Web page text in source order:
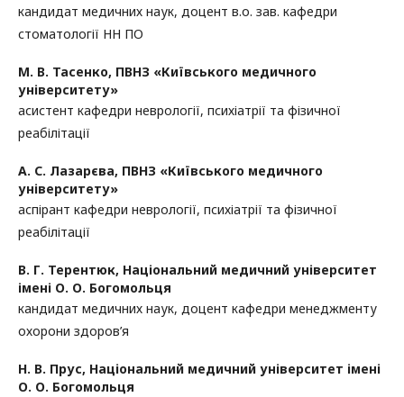
кандидат медичних наук, доцент в.о. зав. кафедри
стоматології НН ПО
М. В. Тасенко, ПВНЗ «Київського медичного
університету»
асистент кафедри неврології, психіатрії та фізичної
реабілітації
А. С. Лазарєва, ПВНЗ «Київського медичного
університету»
аспірант кафедри неврології, психіатрії та фізичної
реабілітації
В. Г. Терентюк, Національний медичний університет
імені О. О. Богомольця
кандидат медичних наук, доцент кафедри менеджменту
охорони здоров’я
Н. В. Прус, Національний медичний університет імені
О. О. Богомольця